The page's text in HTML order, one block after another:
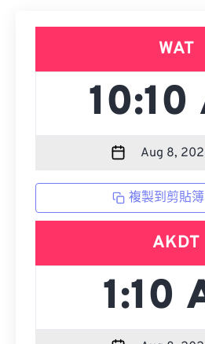
WAT
複製到剪貼簿
AKDT